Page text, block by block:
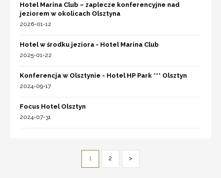
Hotel Marina Club – zaplecze konferencyjne nad
jeziorem w okolicach Olsztyna
2026-01-12
Hotel w środku jeziora - Hotel Marina Club
2025-01-22
Konferencja w Olsztynie - Hotel HP Park *** Olsztyn
2024-09-17
Focus Hotel Olsztyn
2024-07-31
1 2 >